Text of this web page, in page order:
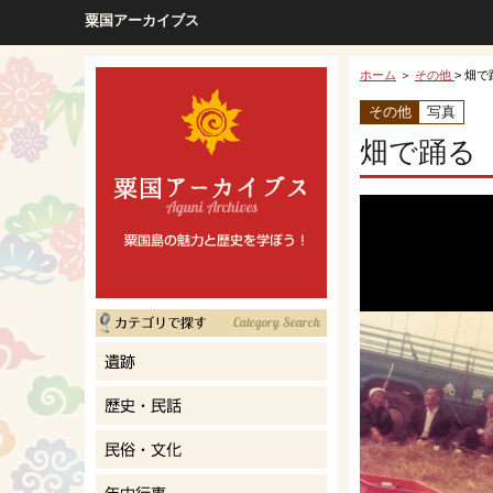
粟国アーカイブス
ホーム ＞ その他 > 畑で
その他 写真
畑で踊る